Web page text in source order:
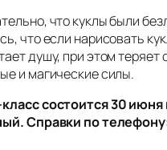
что куклы были
что если нарисовать
душу, при этом теряет
и магические силы.
состоится 30 июня
Справки по